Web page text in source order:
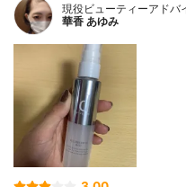
現役ビューティーアドバ
華香 あゆみ